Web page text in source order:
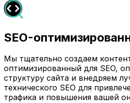
SEO-
Мы тщательно создаем
оптимизированный для SEO,
структуру сайта и внедряем
технического SEO для
трафика и повышения вашей